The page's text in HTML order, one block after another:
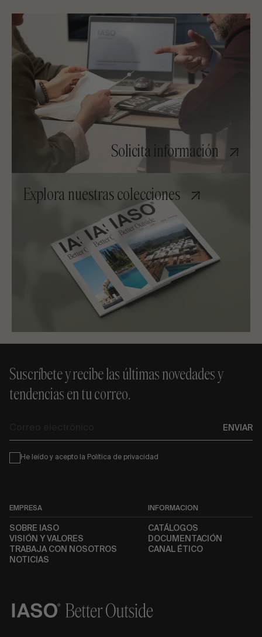
Solicita información
Explora nuestras colecciones
Suscríbete y recibe las últimas novedades y
tendencias en tu correo.
ENVIAR
Condiciones
He leído y acepto la Política de privacidad
EMPRESA
SOBRE IASO
VISIÓN Y VALORES
TRABAJA CON NOSOTROS
NOTICIAS
INFORMACIÓN
CATÁLOGOS
DOCUMENTACIÓN
CANAL ÉTICO